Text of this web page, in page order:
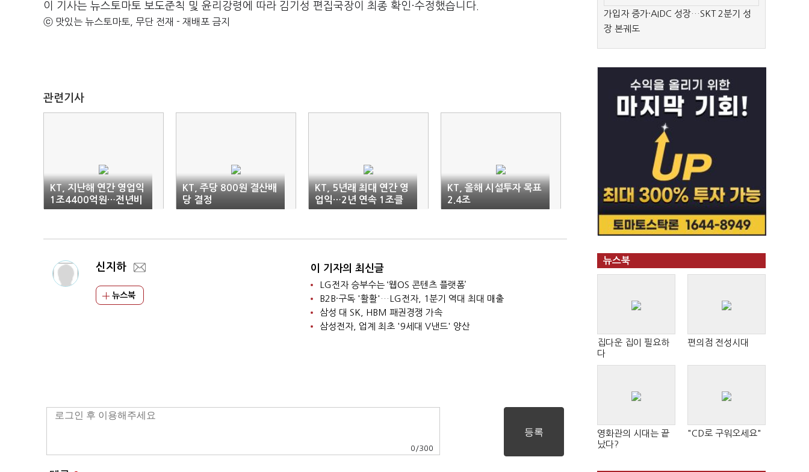
이 기사는 뉴스토마토 보도준칙 및 윤리강령에 따라 김기성 편집국장이 최종 확인·수정했습니다.
ⓒ 맛있는 뉴스토마토, 무단 전재 - 재배포 금지
관련기사
KT, 지난해 연간 영업익
1조4400억원…전년비
11.4%↑(2보)
KT, 주당 800원 결산배
당 결정
KT, 5년래 최대 연간 영
업익…2년 연속 1조클
럽(상보)
KT, 올해 시설투자 목표
2.4조
신지하
뉴스북
이 기자의 최신글
LG전자 승부수는 ‘웹OS 콘텐츠 플랫폼’
B2B·구독 '활활'…LG전자, 1분기 역대 최대 매출
삼성 대 SK, HBM 패권경쟁 가속
삼성전자, 업계 최초 '9세대 V낸드' 양산
0 /300
가입자 증가·AIDC 성장…SKT 2분기 성
장 본궤도
뉴스북
집다운 집이 필요하
다
편의점 전성시대
영화관의 시대는 끝
났다?
"CD로 구워오세요"